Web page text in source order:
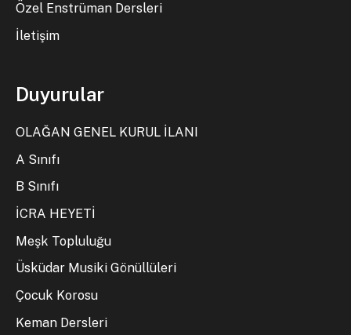
Özel Enstrüman Dersleri
İletişim
Duyurular
OLAĞAN GENEL KURUL İLANI
A Sınıfı
B Sınıfı
İCRA HEYETİ
Meşk Topluluğu
Üsküdar Musiki Gönüllüleri
Çocuk Korosu
Keman Dersleri